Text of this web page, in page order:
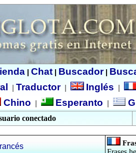
| Chat| Buscador|
Traductor| Inglés
Chino Esperanto
conectado